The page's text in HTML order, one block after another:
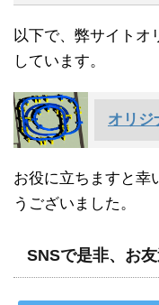
以下で、弊サイトオ
しています。
オリジ
お役に立ちますと幸
うございました。
SNSで是非、お